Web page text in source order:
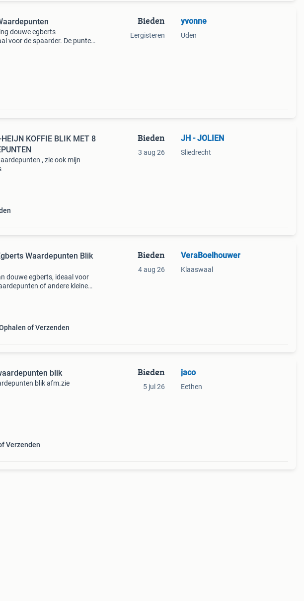
douwe egberts
voor de spaarder. De punten
Bieden
Eergisteren
yvonne
Uden
HEIJN KOFFIE BLIK MET 8
, zie ook mijn
Bieden
3 aug 26
JH - JOLIEN
Sliedrecht
Waardepunten Blik
douwe egberts, ideaal voor
of andere kleine
of Verzenden
Bieden
4 aug 26
VeraBoelhouwer
Klaaswaal
blik
blik afm.zie
Verzenden
Bieden
5 jul 26
jaco
Eethen